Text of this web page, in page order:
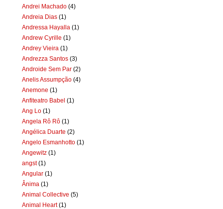
Andrei Machado (4)
Andreia Dias (1)
Andressa Hayalla (1)
Andrew Cyrille (1)
Andrey Vieira (1)
Andrezza Santos (3)
Androide Sem Par (2)
Anelis Assumpção (4)
Anemone (1)
Anfiteatro Babel (1)
Ang Lo (1)
Angela Rô Rô (1)
Angélica Duarte (2)
Angelo Esmanhotto (1)
Angewitz (1)
angst (1)
Angular (1)
Ânima (1)
Animal Collective (5)
Animal Heart (1)